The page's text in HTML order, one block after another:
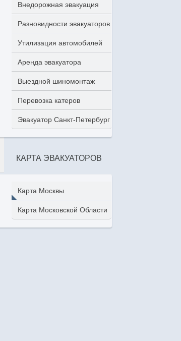
Внедорожная эвакуация
Разновидности эвакуаторов
Утилизация автомобилей
Аренда эвакуатора
Выездной шиномонтаж
Перевозка катеров
Эвакуатор Санкт-Петербург
КАРТА ЭВАКУАТОРОВ
Карта Москвы
Карта Московской Области